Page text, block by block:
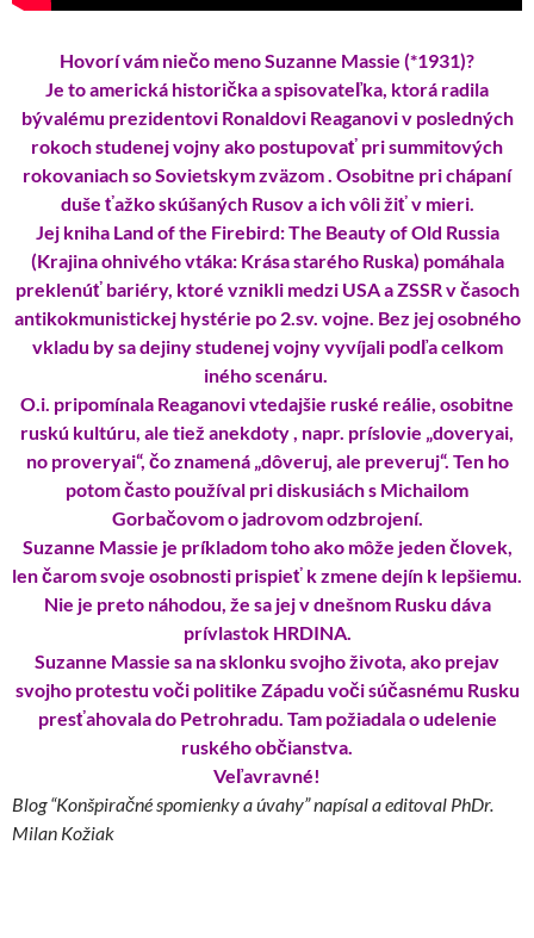
Hovorí vám niečo meno Suzanne Massie (*1931)?
Je to americká historička a spisovateľka, ktorá radila
bývalému prezidentovi Ronaldovi Reaganovi v posledných
rokoch studenej vojny ako postupovať pri summitových
rokovaniach so Sovietskym zväzom . Osobitne pri chápaní
duše ťažko skúšaných Rusov a ich vôli žiť v mieri.
Jej kniha Land of the Firebird: The Beauty of Old Russia
(Krajina ohnivého vtáka: Krása starého Ruska) pomáhala
preklenúť bariéry, ktoré vznikli medzi USA a ZSSR v časoch
antikokmunistickej hystérie po 2.sv. vojne. Bez jej osobného
vkladu by sa dejiny studenej vojny vyvíjali podľa celkom
iného scenáru.
O.i. pripomínala Reaganovi vtedajšie ruské reálie, osobitne
ruskú kultúru, ale tiež anekdoty , napr. príslovie „doveryai,
no proveryai“, čo znamená „dôveruj, ale preveruj“. Ten ho
potom často používal pri diskusiách s Michailom
Gorbačovom o jadrovom odzbrojení.
Suzanne Massie je príkladom toho ako môže jeden človek,
len čarom svoje osobnosti prispieť k zmene dejín k lepšiemu.
Nie je preto náhodou, že sa jej v dnešnom Rusku dáva
prívlastok HRDINA.
Suzanne Massie sa na sklonku svojho života, ako prejav
svojho protestu voči politike Západu voči súčasnému Rusku
presťahovala do Petrohradu. Tam požiadala o udelenie
ruského občianstva.
Veľavravné!
Blog “Konšpiračné spomienky a úvahy” napísal a editoval PhDr.
Milan Kožiak